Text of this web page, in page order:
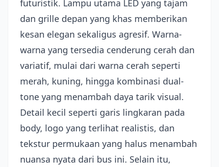
futuristik. Lampu utama LED yang tajam
dan grille depan yang khas memberikan
kesan elegan sekaligus agresif. Warna-
warna yang tersedia cenderung cerah dan
variatif, mulai dari warna cerah seperti
merah, kuning, hingga kombinasi dual-
tone yang menambah daya tarik visual.
Detail kecil seperti garis lingkaran pada
body, logo yang terlihat realistis, dan
tekstur permukaan yang halus menambah
nuansa nyata dari bus ini. Selain itu,